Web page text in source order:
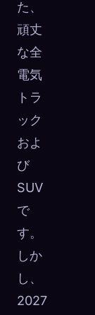
た、
頑丈
な全
電気
トラ
ック
およ
び
SUV
で
す。
しか
し、
2027